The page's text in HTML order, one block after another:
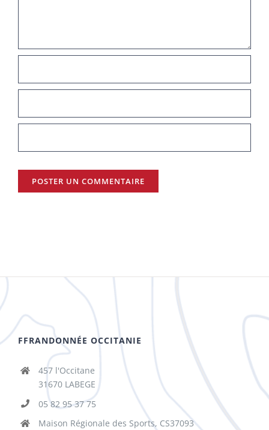
FFRANDONNÉE OCCITANIE
457 l'Occitane
31670 LABEGE
05 82 95 37 75
Maison Régionale des Sports, CS37093